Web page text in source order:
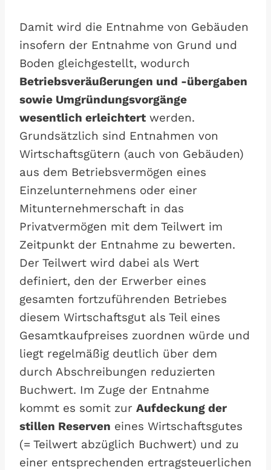
Damit wird die Entnahme von Gebäuden
insofern der Entnahme von Grund und
Boden gleichgestellt, wodurch
Betriebsveräußerungen und -übergaben
sowie Umgründungsvorgänge
wesentlich erleichtert werden.
Grundsätzlich sind Entnahmen von
Wirtschaftsgütern (auch von Gebäuden)
aus dem Betriebsvermögen eines
Einzelunternehmens oder einer
Mitunternehmerschaft in das
Privatvermögen mit dem Teilwert im
Zeitpunkt der Entnahme zu bewerten.
Der Teilwert wird dabei als Wert
definiert, den der Erwerber eines
gesamten fortzuführenden Betriebes
diesem Wirtschaftsgut als Teil eines
Gesamtkaufpreises zuordnen würde und
liegt regelmäßig deutlich über dem
durch Abschreibungen reduzierten
Buchwert. Im Zuge der Entnahme
kommt es somit zur Aufdeckung der
stillen Reserven eines Wirtschaftsgutes
(= Teilwert abzüglich Buchwert) und zu
einer entsprechenden ertragsteuerlichen